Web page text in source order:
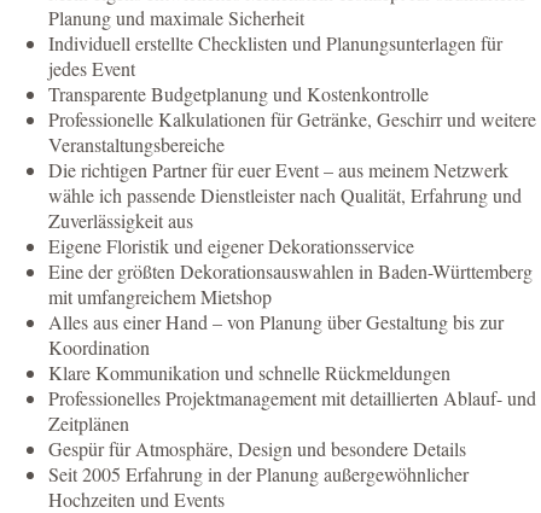
Planung und maximale Sicherheit
Individuell erstellte Checklisten und Planungsunterlagen für
jedes Event
Transparente Budgetplanung und Kostenkontrolle
Professionelle Kalkulationen für Getränke, Geschirr und weitere
Veranstaltungsbereiche
Die richtigen Partner für euer Event – aus meinem Netzwerk
wähle ich passende Dienstleister nach Qualität, Erfahrung und
Zuverlässigkeit aus
Eigene Floristik und eigener Dekorationsservice
Eine der größten Dekorationsauswahlen in Baden-Württemberg
mit umfangreichem Mietshop
Alles aus einer Hand – von Planung über Gestaltung bis zur
Koordination
Klare Kommunikation und schnelle Rückmeldungen
Professionelles Projektmanagement mit detaillierten Ablauf- und
Zeitplänen
Gespür für Atmosphäre, Design und besondere Details
Seit 2005 Erfahrung in der Planung außergewöhnlicher
Hochzeiten und Events